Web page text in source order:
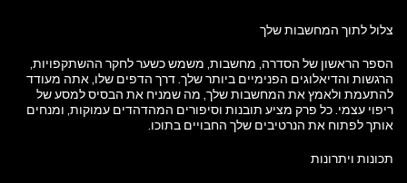
צלול לתוך המחשבות שלך
הספר הראשון של הסדרה, מחשבות, משמש כשער לחקר ההשתקפויות,
הרגשות והדיאלוגים הפנימיים ביותר שלך. דרך הדפים שלו, אתה מעודד
להתעמת ולאמץ את המחשבות שלך, מה שמניח את הבסיס למסע של
ריפוי עצמי. כל פרק מציע תובנות וסיפורים המהדהדים עמוקות, ומנחים
אותך לפתוח את הנרטיבים שלך החבויים בתוכו.
תכונות ויתרונות